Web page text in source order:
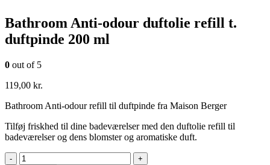
Bathroom Anti-odour duftolie refill t.
duftpinde 200 ml
0 out of 5
119,00 kr.
Bathroom Anti-odour refill til duftpinde fra Maison Berger
Tilføj friskhed til dine badeværelser med den duftolie refill til
badeværelser og dens blomster og aromatiske duft.
-
+